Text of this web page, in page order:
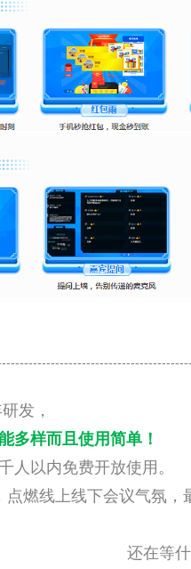
发，
多样而且使用简单！
人以内免费开放使用。
点燃线上线下会议气氛
还在等